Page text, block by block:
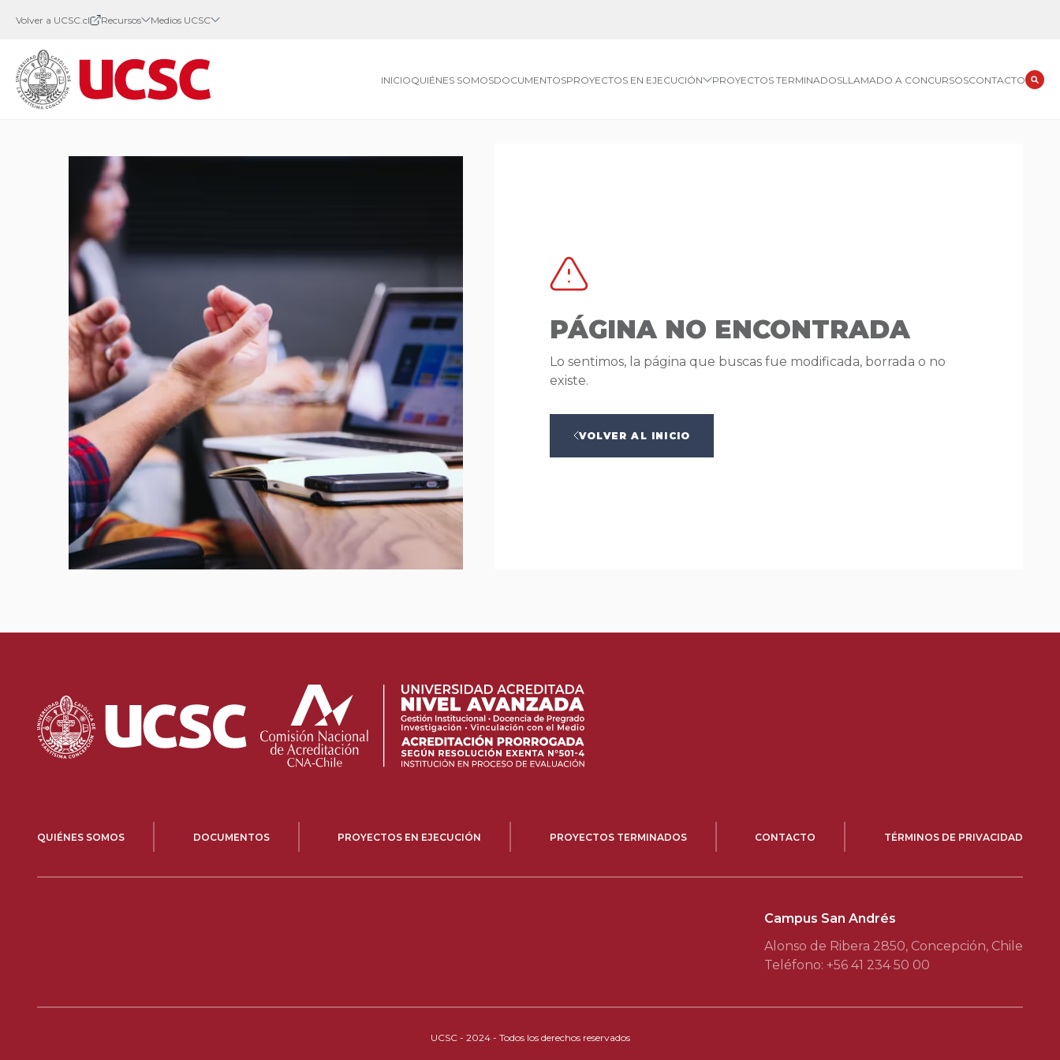
Volver a UCSC.cl Recursos Medios UCSC
INICIOQUIÉNES SOMOSDOCUMENTOSPROYECTOS EN EJECUCIÓN PROYECTOS TERMINADOSLLAMADO A CONCURSOSCONTACTO
PÁGINA NO ENCONTRADA
Lo sentimos, la página que buscas fue modificada, borrada o no
existe.
VOLVER AL INICIO
QUIÉNES SOMOS DOCUMENTOS PROYECTOS EN EJECUCIÓN PROYECTOS TERMINADOS CONTACTO TÉRMINOS DE PRIVACIDAD
Campus San Andrés
Alonso de Ribera 2850, Concepción, Chile
Teléfono: +56 41 234 50 00
UCSC - 2024 - Todos los derechos reservados